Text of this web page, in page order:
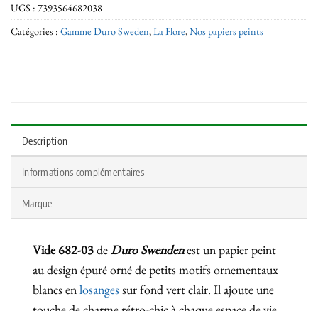
UGS : 7393564682038
Catégories : Gamme Duro Sweden,La Flore,Nos papiers peints
Description
Informations complémentaires
Marque
Vide 682-03deDuro Swendenest un papier peint
au design épuré orné de petits motifs ornementaux
blancs enlosangessur fond vert clair. Il ajoute une